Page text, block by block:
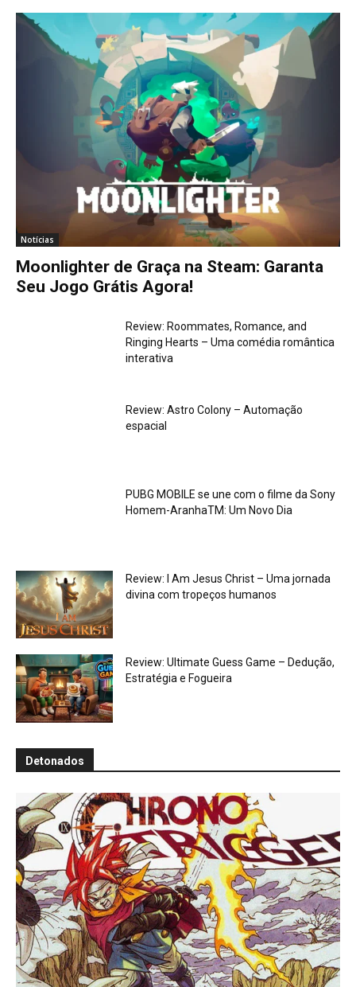
Notícias
Moonlighter de Graça na Steam: Garanta
Seu Jogo Grátis Agora!
Review: Roommates, Romance, and
Ringing Hearts – Uma comédia romântica
interativa
Review: Astro Colony – Automação
espacial
PUBG MOBILE se une com o filme da Sony
Homem-AranhaTM: Um Novo Dia
Review: I Am Jesus Christ – Uma jornada
divina com tropeços humanos
Review: Ultimate Guess Game – Dedução,
Estratégia e Fogueira
Detonados